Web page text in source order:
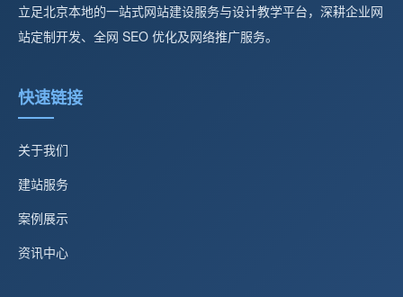
立足北京本地的一站式网站建设服务与设计教学平台，深耕企业网
站定制开发、全网 SEO 优化及网络推广服务。
快速链接
关于我们
建站服务
案例展示
资讯中心